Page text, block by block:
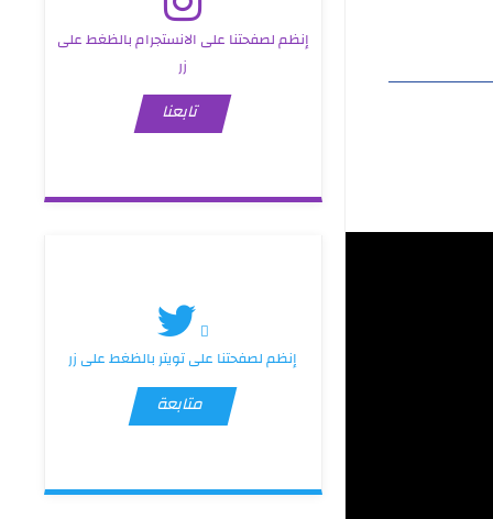
إنظم لصفحتنا على الانستجرام بالظغط على
زر
تابعنا
إنظم لصفحتنا على تويتر بالظغط على زر
متابعة